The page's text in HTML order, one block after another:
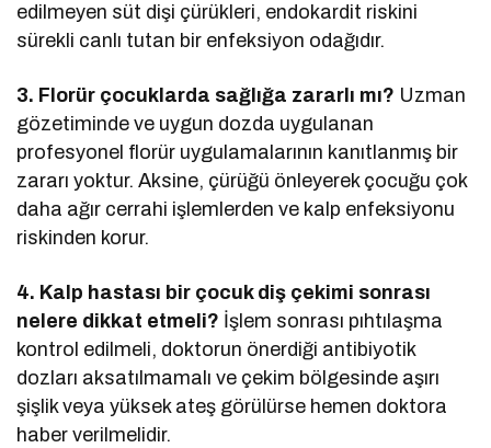
edilmeyen süt dişi çürükleri, endokardit riskini
sürekli canlı tutan bir enfeksiyon odağıdır.
3. Florür çocuklarda sağlığa zararlı mı? Uzman
gözetiminde ve uygun dozda uygulanan
profesyonel florür uygulamalarının kanıtlanmış bir
zararı yoktur. Aksine, çürüğü önleyerek çocuğu çok
daha ağır cerrahi işlemlerden ve kalp enfeksiyonu
riskinden korur.
4. Kalp hastası bir çocuk diş çekimi sonrası
nelere dikkat etmeli? İşlem sonrası pıhtılaşma
kontrol edilmeli, doktorun önerdiği antibiyotik
dozları aksatılmamalı ve çekim bölgesinde aşırı
şişlik veya yüksek ateş görülürse hemen doktora
haber verilmelidir.